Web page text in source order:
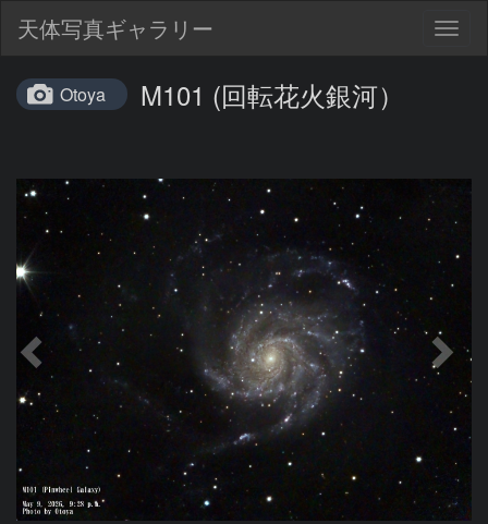
天体写真ギャラリー
Otoya M101 (回転花火銀河）